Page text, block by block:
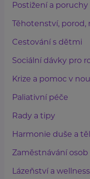
Postižení a poruchy
Těhotenství, porod,
Cestování s dětmi
Sociální dávky pro
Krize a pomoc v
Paliativní péče
Rady a tipy
Harmonie duše a
Zaměstnávání
Lázeňství a wellness